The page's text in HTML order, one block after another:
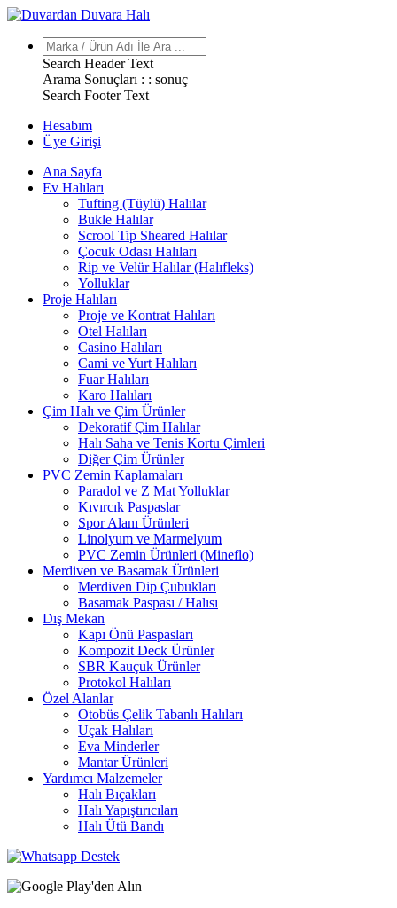
Search Header Text
Arama Sonuçları : : sonuç
Search Footer Text
Hesabım
Üye Girişi
Ana Sayfa
Ev Halıları
Tufting (Tüylü) Halılar
Bukle Halılar
Scrool Tip Sheared Halılar
Çocuk Odası Halıları
Rip ve Velür Halılar (Halıfleks)
Yolluklar
Proje Halıları
Proje ve Kontrat Halıları
Otel Halıları
Casino Halıları
Cami ve Yurt Halıları
Fuar Halıları
Karo Halıları
Çim Halı ve Çim Ürünler
Dekoratif Çim Halılar
Halı Saha ve Tenis Kortu Çimleri
Diğer Çim Ürünler
PVC Zemin Kaplamaları
Paradol ve Z Mat Yolluklar
Kıvırcık Paspaslar
Spor Alanı Ürünleri
Linolyum ve Marmelyum
PVC Zemin Ürünleri (Mineflo)
Merdiven ve Basamak Ürünleri
Merdiven Dip Çubukları
Basamak Paspası / Halısı
Dış Mekan
Kapı Önü Paspasları
Kompozit Deck Ürünler
SBR Kauçuk Ürünler
Protokol Halıları
Özel Alanlar
Otobüs Çelik Tabanlı Halıları
Uçak Halıları
Eva Minderler
Mantar Ürünleri
Yardımcı Malzemeler
Halı Bıçakları
Halı Yapıştırıcıları
Halı Ütü Bandı